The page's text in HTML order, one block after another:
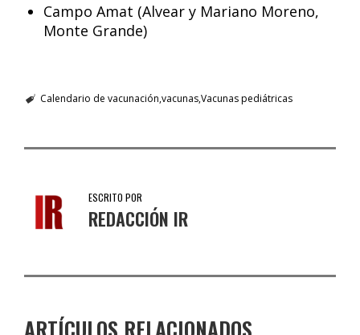
Campo Amat (Alvear y Mariano Moreno,
Monte Grande)
Calendario de vacunación vacunasVacunas pediátricas
ESCRITO POR
REDACCIÓN IR
ARTÍCULOS RELACIONADOS